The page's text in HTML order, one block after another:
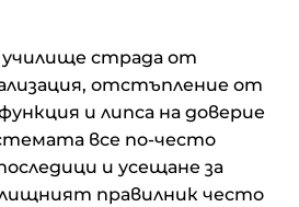
страда от
отстъпление от
и липса на доверие
все по-често
и усещане за
правилник често